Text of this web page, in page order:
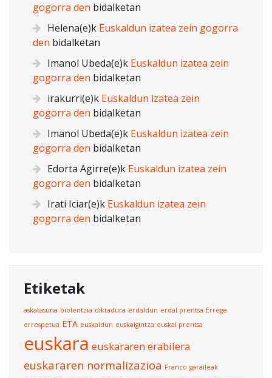
gogorra den bidalketan
Helena(e)k Euskaldun izatea zein gogorra
den bidalketan
Imanol Ubeda(e)k Euskaldun izatea zein
gogorra den bidalketan
irakurri(e)k Euskaldun izatea zein
gogorra den bidalketan
Imanol Ubeda(e)k Euskaldun izatea zein
gogorra den bidalketan
Edorta Agirre(e)k Euskaldun izatea zein
gogorra den bidalketan
Irati Iciar(e)k Euskaldun izatea zein
gogorra den bidalketan
Etiketak
askatasuna biolentzia diktadura erdaldun erdal prentsa Errege
errespetua ETA euskaldun euskalgintza euskal prentsa
euskara euskararen erabilera
euskararen normalizazioa Franco garaileak